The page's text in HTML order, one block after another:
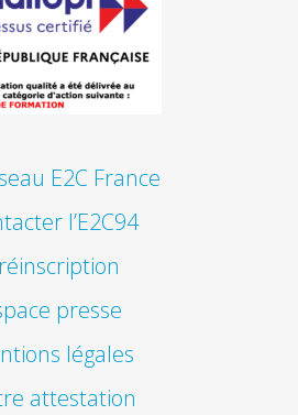
E2C France
l’E2C94
presse
légales
attestation